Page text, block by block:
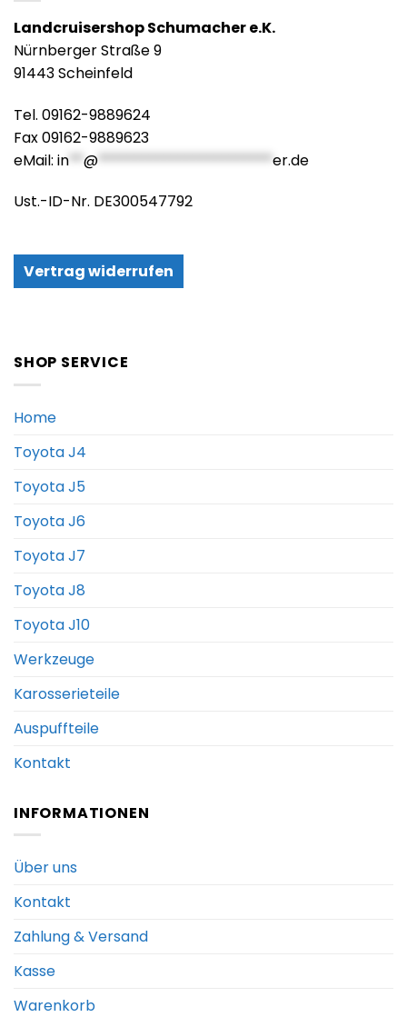
Landcruisershop Schumacher e.K.
Nürnberger Straße 9
91443 Scheinfeld
Tel. 09162-9889624
Fax 09162-9889623
eMail: in**@************************er.de
Ust.-ID-Nr. DE300547792
Vertrag widerrufen
SHOP SERVICE
Home
Toyota J4
Toyota J5
Toyota J6
Toyota J7
Toyota J8
Toyota J10
Werkzeuge
Karosserieteile
Auspuffteile
Kontakt
INFORMATIONEN
Über uns
Kontakt
Zahlung & Versand
Kasse
Warenkorb